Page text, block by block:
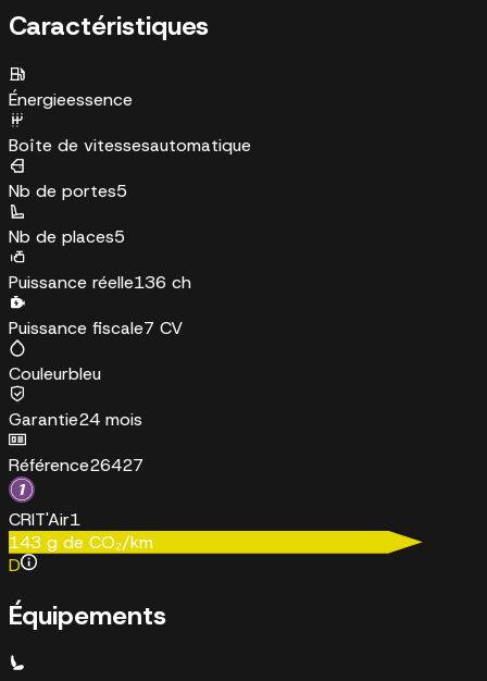
Caractéristiques
Énergieessence
Boîte de vitessesautomatique
Nb de portes5
Nb de places5
Puissance réelle136 ch
Puissance fiscale7 CV
Couleurbleu
Garantie24 mois
Référence26427
CRIT'Air1
143 g de CO₂/km
D
Équipements